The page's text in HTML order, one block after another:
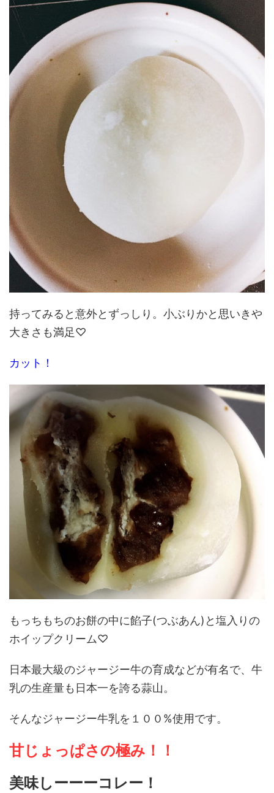
持ってみると意外とずっしり。小ぶりかと思いきや
大きさも満足♡
カット！
もっちもちのお餅の中に餡子(つぶあん)と塩入りの
ホイップクリーム♡
日本最大級のジャージー牛の育成などが有名で、牛
乳の生産量も日本一を誇る蒜山。
そんなジャージー牛乳を１００%使用です。
甘じょっぱさの極み！！
美味しーーーコレー！